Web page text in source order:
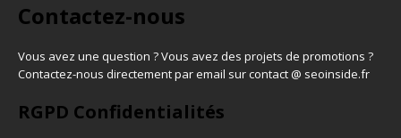
Contactez-nous
Vous avez une question ? Vous avez des projets de promotions ?
Contactez-nous directement par email sur contact @ seoinside.fr
RGPD Confidentialités